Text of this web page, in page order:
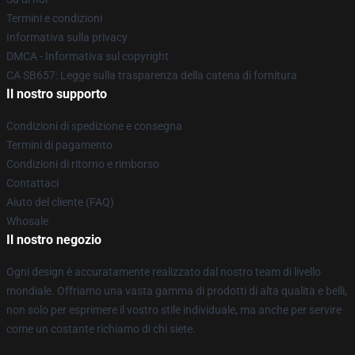
Termini e condizioni
Informativa sulla privacy
DMCA - Informativa sul copyright
CA SB657: Legge sulla trasparenza della catena di fornitura
Il nostro supporto
Condizioni di spedizione e consegna
Termini di pagamento
Condizioni di ritorno e rimborso
Contattaci
Aiuto del cliente (FAQ)
Whosale
Il nostro negozio
Ogni design è accuratamente realizzato dal nostro team di livello
mondiale. Offriamo una vasta gamma di prodotti di alta qualità e belli,
non solo per esprimere il vostro stile individuale, ma anche per servire
come un costante richiamo di chi siete.